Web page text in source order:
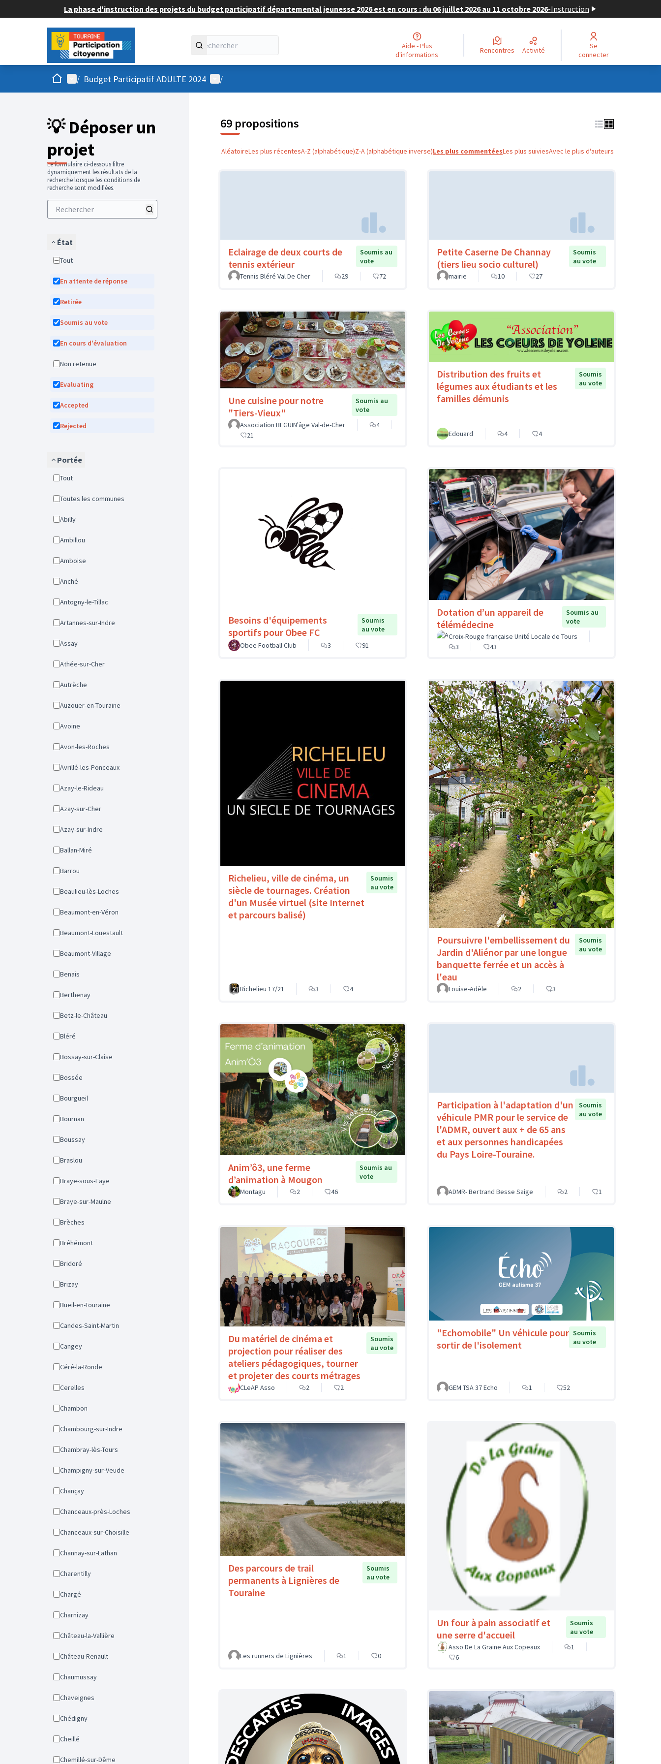
La phase d'instruction des projets du budget participatif départemental jeunesse 2026 est en cours : du 06 juillet 2026 au 11 octobre 2026-Instruction
Aide - Plus
d'informations
Rencontres Activité
Se
connecter
AccueilMenu principal
/ Budget Participatif ADULTE 2024 Menu utilisateur
/
💡 Déposer un
projet
Le formulaire ci-dessous filtre
dynamiquement les résultats de la
recherche lorsque les conditions de
recherche sont modifiées.
État
Tout
En attente de réponse
Retirée
Soumis au vote
En cours d'évaluation
Non retenue
Evaluating
Accepted
Rejected
Portée
Tout
Toutes les communes
Abilly
Ambillou
Amboise
Anché
Antogny-le-Tillac
Artannes-sur-Indre
Assay
Athée-sur-Cher
Autrèche
Auzouer-en-Touraine
Avoine
Avon-les-Roches
Avrillé-les-Ponceaux
Azay-le-Rideau
Azay-sur-Cher
Azay-sur-Indre
Ballan-Miré
Barrou
Beaulieu-lès-Loches
Beaumont-en-Véron
Beaumont-Louestault
Beaumont-Village
Benais
Berthenay
Betz-le-Château
Bléré
Bossay-sur-Claise
Bossée
Bourgueil
Bournan
Boussay
Braslou
Braye-sous-Faye
Braye-sur-Maulne
Brèches
Bréhémont
Bridoré
Brizay
Bueil-en-Touraine
Candes-Saint-Martin
Cangey
Céré-la-Ronde
Cerelles
Chambon
Chambourg-sur-Indre
Chambray-lès-Tours
Champigny-sur-Veude
Chançay
Chanceaux-près-Loches
Chanceaux-sur-Choisille
Channay-sur-Lathan
Charentilly
Chargé
Charnizay
Château-la-Vallière
Château-Renault
Chaumussay
Chaveignes
Chédigny
Cheillé
Chemillé-sur-Dême
69 propositions
AléatoireLes plus récentesA-Z (alphabétique)Z-A (alphabétique inverse)Les plus commentéesLes plus suiviesAvec le plus d'auteurs
Eclairage de deux courts de
tennis extérieur
Soumis au
vote
Tennis Bléré Val De Cher
29 72
Petite Caserne De Channay
(tiers lieu socio culturel)
Soumis
au vote
mairie
10 27
Une cuisine pour notre
"Tiers-Vieux"
Soumis au
vote
Association BEGUIN'âge Val-de-Cher
4
21
Distribution des fruits et
légumes aux étudiants et les
familles démunis
Soumis
au vote
Edouard 4 4
Besoins d'équipements
sportifs pour Obee FC
Soumis
au vote
Obee Football Club
3 91
Dotation d’un appareil de
télémédecine
Soumis au
vote
Croix-Rouge française Unité Locale de Tours
3
43
Richelieu, ville de cinéma, un
siècle de tournages. Création
d'un Musée virtuel (site Internet
et parcours balisé)
Soumis
au vote
Richelieu 17/21 3 4
Poursuivre l'embellissement du
Jardin d'Aliénor par une longue
banquette ferrée et un accès à
l'eau
Soumis
au vote
Louise-Adèle 2 3
Anim’ô3, une ferme
d’animation à Mougon
Soumis au
vote
Montagu
2 46
Participation à l'adaptation d'un
véhicule PMR pour le service de
l'ADMR, ouvert aux + de 65 ans
et aux personnes handicapées
du Pays Loire-Touraine.
Soumis
au vote
ADMR- Bertrand Besse Saige 2 1
Du matériel de cinéma et
projection pour réaliser des
ateliers pédagogiques, tourner
et projeter des courts métrages
Soumis
au vote
CLeAP Asso 2 2
"Echomobile" Un véhicule pour
sortir de l'isolement
Soumis
au vote
GEM TSA 37 Echo 1 52
Des parcours de trail
permanents à Lignières de
Touraine
Soumis
au vote
Les runners de Lignières 1 0
Un four à pain associatif et
une serre d'accueil
Soumis
au vote
Asso De La Graine Aux Copeaux
1
6